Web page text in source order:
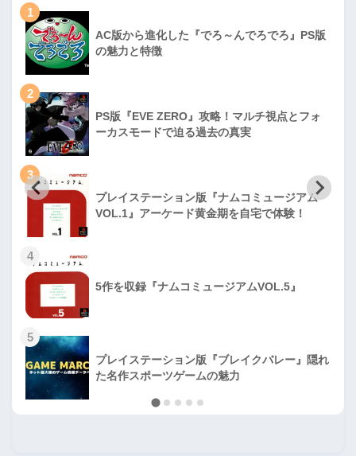
1
AC版から進化した『でろ～んでろでろ』PS版
の魅力と特徴
2
PS版『EVE ZERO』攻略！マルチ視点とフォ
ーカスモードで迫る過去の真実
3
プレイステーション版『ナムコミュージアム
VOL.1』アーケード黄金期を自宅で体験！
4
5作を収録『ナムコミュージアムVOL.5』
5
プレイステーション版『ブレイクバレー』隠れ
た名作スポーツゲームの魅力